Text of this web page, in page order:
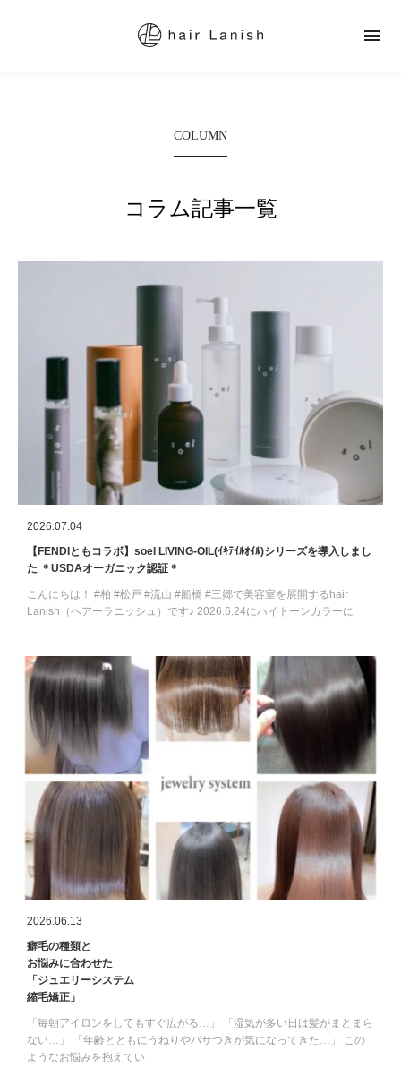

COLUMN
コラム記事一覧
2026.07.04
【FENDIともコラボ】soel LIVING-OIL(ｲｷﾃｲﾙｵｲﾙ)シリーズを導入しまし
た ＊USDAオーガニック認証＊
こんにちは！ #柏 #松戸 #流山 #船橋 #三郷で美容室を展開するhair
Lanish（ヘアーラニッシュ）です♪ 2026.6.24にハイトーンカラーに
2026.06.13
癖毛の種類と
お悩みに合わせた
「ジュエリーシステム
縮毛矯正」
「毎朝アイロンをしてもすぐ広がる…」 「湿気が多い日は髪がまとまら
ない…」 「年齢とともにうねりやパサつきが気になってきた…」 この
ようなお悩みを抱えてい